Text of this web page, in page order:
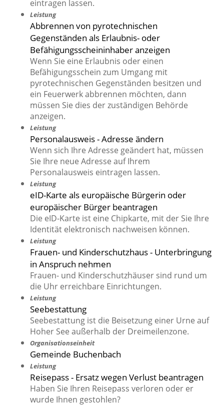
eintragen lassen.
Leistung
Abbrennen von pyrotechnischen
Gegenständen als Erlaubnis- oder
Befähigungsscheininhaber anzeigen
Wenn Sie eine Erlaubnis oder einen
Befähigungsschein zum Umgang mit
pyrotechnischen Gegenständen besitzen und
ein Feuerwerk abbrennen möchten, dann
müssen Sie dies der zuständigen Behörde
anzeigen.
Leistung
Personalausweis - Adresse ändern
Wenn sich Ihre Adresse geändert hat, müssen
Sie Ihre neue Adresse auf Ihrem
Personalausweis eintragen lassen.
Leistung
eID-Karte als europäische Bürgerin oder
europäischer Bürger beantragen
Die eID-Karte ist eine Chipkarte, mit der Sie Ihre
Identität elektronisch nachweisen können.
Leistung
Frauen- und Kinderschutzhaus - Unterbringung
in Anspruch nehmen
Frauen- und Kinderschutzhäuser sind rund um
die Uhr erreichbare Einrichtungen.
Leistung
Seebestattung
Seebestattung ist die Beisetzung einer Urne auf
Hoher See außerhalb der Dreimeilenzone.
Organisationseinheit
Gemeinde Buchenbach
Leistung
Reisepass - Ersatz wegen Verlust beantragen
Haben Sie Ihren Reisepass verloren oder er
wurde Ihnen gestohlen?